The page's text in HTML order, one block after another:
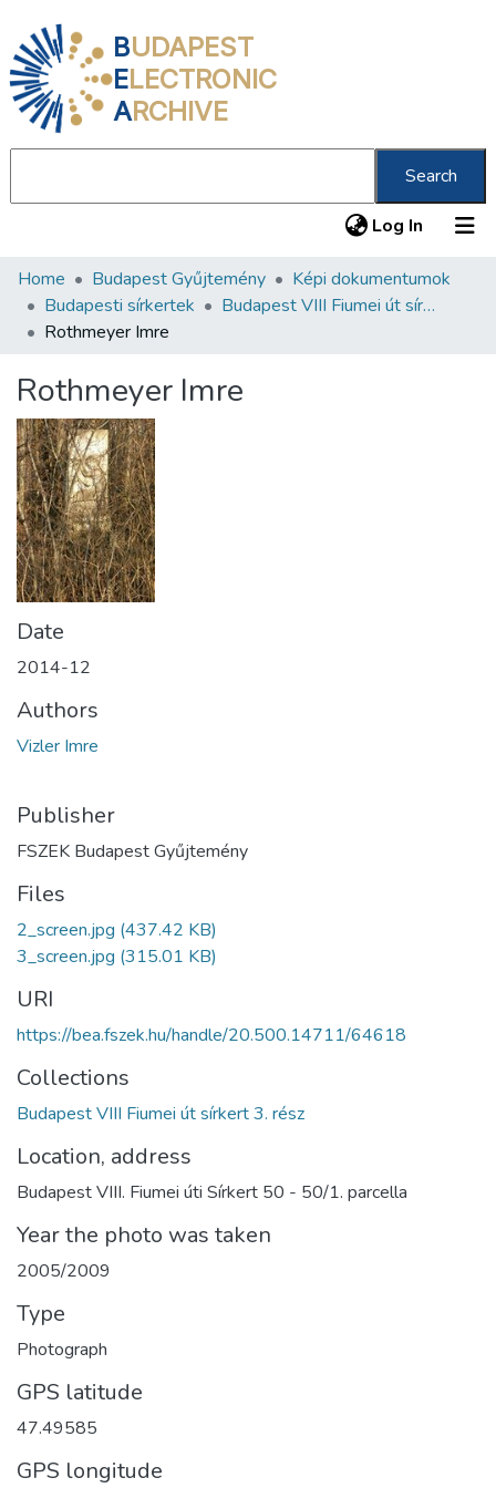
BUDAPEST
ELECTRONIC
ARCHIVE
Search
Log In (current)
Communities & Collections
All of DSpace
About us
Home Budapest Gyűjtemény
Képi dokumentumok
Budapesti sírkertek
Budapest VIII Fiumei út sírkert 3. rész
Rothmeyer Imre
Rothmeyer Imre
Date
2014-12
Authors
Vizler Imre
Publisher
FSZEK Budapest Gyűjtemény
Files
2_screen.jpg (437.42 KB)
3_screen.jpg (315.01 KB)
URI
https://bea.fszek.hu/handle/20.500.14711/64618
Collections
Budapest VIII Fiumei út sírkert 3. rész
Location, address
Budapest VIII. Fiumei úti Sírkert 50 - 50/1. parcella
Year the photo was taken
2005/2009
Type
Photograph
GPS latitude
47.49585
GPS longitude